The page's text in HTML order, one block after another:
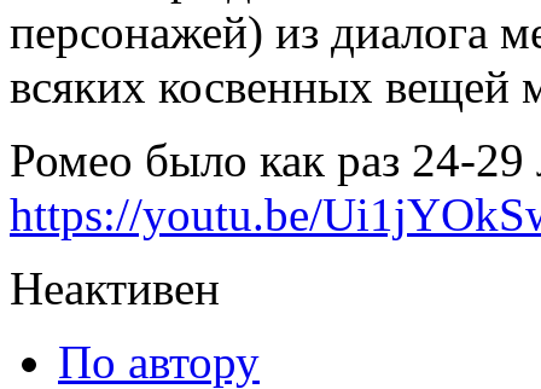
персонажей) из диалога
всяких косвенных вещей
Ромео было как раз 24-29
https://youtu.be/
Неактивен
По автору